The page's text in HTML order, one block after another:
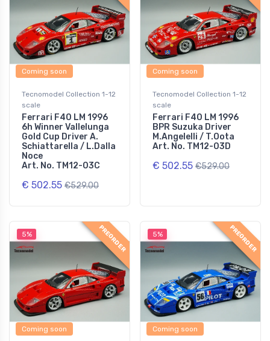
Coming soon
Tecnomodel Collection 1-12
scale
Ferrari F40 LM 1996
6h Winner Vallelunga
Gold Cup Driver A.
Schiattarella / L.Dalla
Noce
Art. No. TM12-03C
€ 502.55 €529.00
Coming soon
Tecnomodel Collection 1-12
scale
Ferrari F40 LM 1996
BPR Suzuka Driver
M.Angelelli / T.Oota
Art. No. TM12-03D
€ 502.55 €529.00
5% PREORDER
Coming soon
5% PREORDER
Coming soon